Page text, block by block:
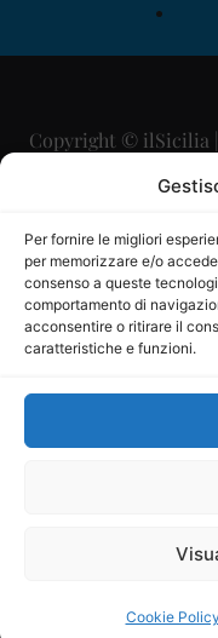
Per fornire le migliori
per memorizzare e/o
consenso a queste
comportamento di
acconsentire o ritirare il
caratteristiche e funzioni.
Cookie Policy
Copyright © ilSicilia |
Direttore
Direttore
Mercurio
iscritta al Registro
Sito gestito daLa